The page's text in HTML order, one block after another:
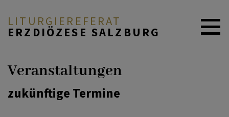
LITURGIEREFERAT
ERZDIÖZESE SALZBURG
ZUM SEELSORGEAMT ↗
Veranstaltungen
zukünftige Termine